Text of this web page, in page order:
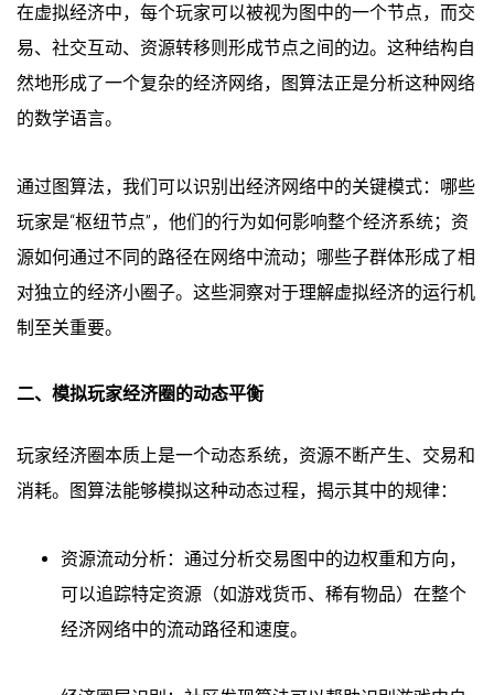
在虚拟经济中，每个玩家可以被视为图中的一个节点，而交
易、社交互动、资源转移则形成节点之间的边。这种结构自
然地形成了一个复杂的经济网络，图算法正是分析这种网络
的数学语言。
通过图算法，我们可以识别出经济网络中的关键模式：哪些
玩家是“枢纽节点”，他们的行为如何影响整个经济系统；资
源如何通过不同的路径在网络中流动；哪些子群体形成了相
对独立的经济小圈子。这些洞察对于理解虚拟经济的运行机
制至关重要。
二、模拟玩家经济圈的动态平衡
玩家经济圈本质上是一个动态系统，资源不断产生、交易和
消耗。图算法能够模拟这种动态过程，揭示其中的规律：
资源流动分析：通过分析交易图中的边权重和方向，
可以追踪特定资源（如游戏货币、稀有物品）在整个
经济网络中的流动路径和速度。